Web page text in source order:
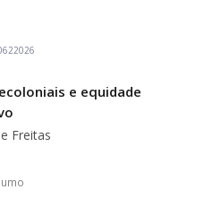
e equidade
Freitas